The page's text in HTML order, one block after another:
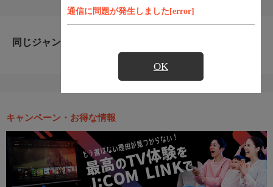
通信に問題が発生しました[error]
OK
同じジャンルのおすすめ番組
キャンペーン・お得な情報